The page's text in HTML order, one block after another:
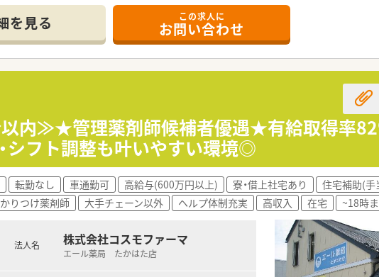
取り組みが及んでいない店舗もあるため、
宅への疑問や契約取得のサポートを行っています。
のが特徴の1つで、一緒に働く意識を持つために行っています。
出来ます。
おり、これからまた開催する予定です。
に、elearning受講や認定薬剤師資格取得の費用負担も行っています！
ば、エリアマネージャーになる方など、今後のなりたい姿をサポートし
フィードバックとなっているため、目標に向かってどうなりたいかな
興味があり今後積極的に取り組みたい方
は今後目指している方
を見る この求人に
お問い合わせ
内≫★管理薬剤師候補者優遇★有給取得率82
シフト調整も叶いやすい環境◎
転勤なし 車通勤可 高給与(600万円以上) 寮・借上社宅あり 住宅補助(手
りつけ薬剤師 大手チェーン以外 ヘルプ体制充実 高収入 在宅 ~18時
法人名 株式会社コスモファーマ
エール薬局 たかはた店